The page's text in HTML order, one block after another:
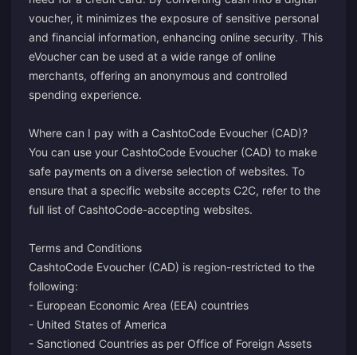
voucher, it minimizes the exposure of sensitive personal
and financial information, enhancing online security. This
eVoucher can be used at a wide range of online
merchants, offering an anonymous and controlled
spending experience.
Where can I pay with a CashtoCode Evoucher (CAD)?
You can use your CashtoCode Evoucher (CAD) to make
safe payments on a diverse selection of websites. To
ensure that a specific website accepts C2C, refer to the
full list of CashtoCode-accepting websites.
Terms and Conditions
CashtoCode Evoucher (CAD) is region-restricted to the
following:
- European Economic Area (EEA) countries
- United States of America
- Sanctioned Countries as per Office of Foreign Assets